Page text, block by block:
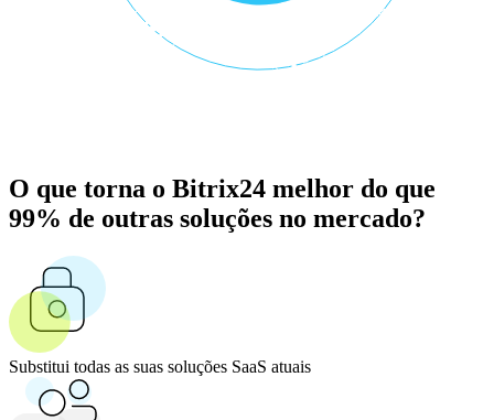
O que torna o Bitrix24 melhor do que
99% de outras soluções no mercado?
Substitui todas as suas soluções SaaS atuais